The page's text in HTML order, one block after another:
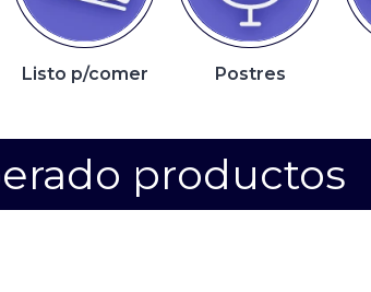
Listo p/comer Postres
productos